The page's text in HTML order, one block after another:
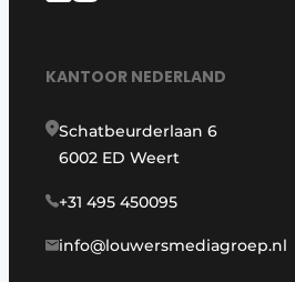
KANTOOR NEDERLAND
Schatbeurderlaan 6
6002 ED Weert
+31 495 450095
info@louwersmediagroep.nl